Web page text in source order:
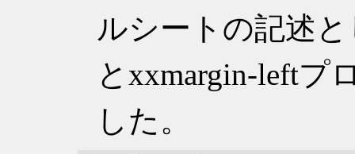
ルシートの記述
とxxmargin-leftプ
した。